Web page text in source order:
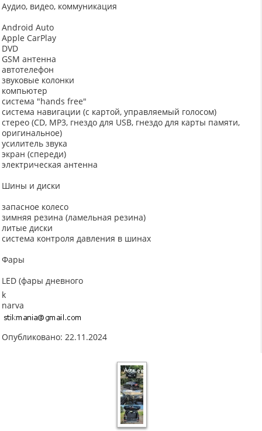
Аудио, видео, коммуникация
Android Auto
Apple CarPlay
DVD
GSM антенна
автотелефон
звуковые колонки
компьютер
система "hands free"
система навигации (с картой, управляемый голосом)
стерео (CD, MP3, гнездо для USB, гнездо для карты памяти,
оригинальное)
усилитель звука
экран (спереди)
электрическая антенна
Шины и диски
запасное колесо
зимняя резина (ламельная резина)
литые диски
система контроля давления в шинах
Фары
LED (фары дневного
k
narva
Опубликовано: 22.11.2024